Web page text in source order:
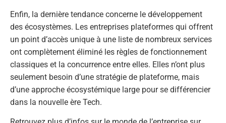
Enfin, la dernière tendance concerne le développement
des écosystèmes. Les entreprises plateformes qui offrent
un point d’accès unique à une liste de nombreux services
ont complètement éliminé les règles de fonctionnement
classiques et la concurrence entre elles. Elles n’ont plus
seulement besoin d’une stratégie de plateforme, mais
d’une approche écosystémique large pour se différencier
dans la nouvelle ère Tech.